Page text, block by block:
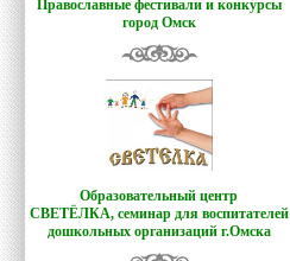
Православные фестивали и конкурсы
город Омск
Образовательный центр
СВЕТЁЛКА, семинар для воспитателей
дошкольных организаций г.Омска